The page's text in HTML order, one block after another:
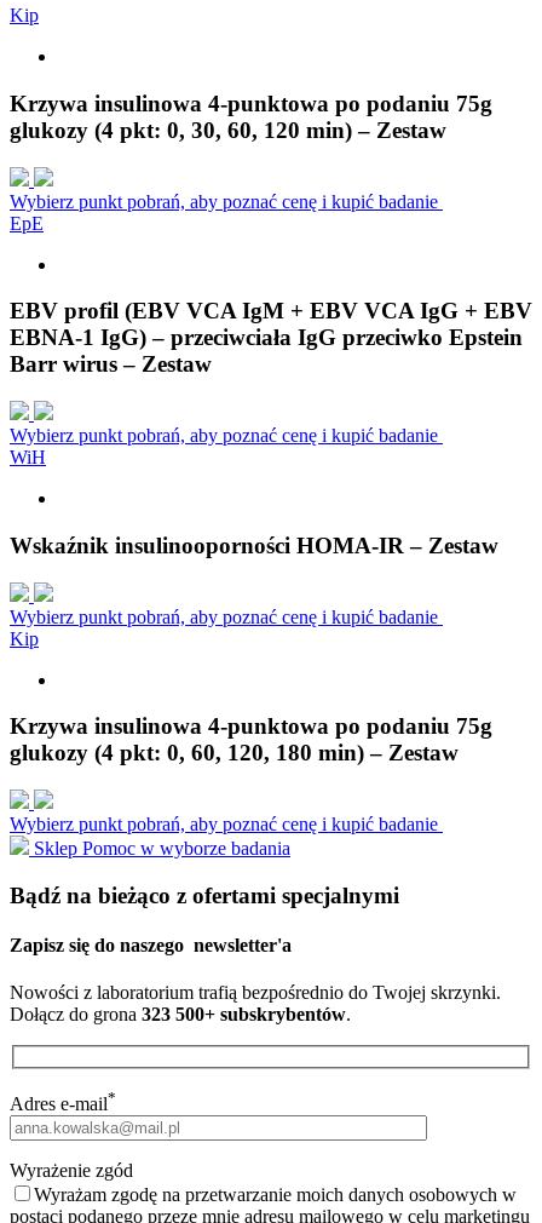
Kip
Krzywa insulinowa 4-punktowa po podaniu 75g
glukozy (4 pkt: 0, 30, 60, 120 min) – Zestaw
Wybierz punkt pobrań, aby poznać cenę i kupić badanie
EpE
EBV profil (EBV VCA IgM + EBV VCA IgG + EBV
EBNA-1 IgG) – przeciwciała IgG przeciwko Epstein
Barr wirus – Zestaw
Wybierz punkt pobrań, aby poznać cenę i kupić badanie
WiH
Wskaźnik insulinooporności HOMA-IR – Zestaw
Wybierz punkt pobrań, aby poznać cenę i kupić badanie
Kip
Krzywa insulinowa 4-punktowa po podaniu 75g
glukozy (4 pkt: 0, 60, 120, 180 min) – Zestaw
Wybierz punkt pobrań, aby poznać cenę i kupić badanie
Sklep Pomoc w wyborze badania
Bądź na bieżąco z ofertami specjalnymi
Zapisz się do naszego newsletter'a
Nowości z laboratorium trafią bezpośrednio do Twojej skrzynki.
Dołącz do grona 323 500+ subskrybentów.
Adres e-mail*
Wyrażenie zgód
Wyrażam zgodę na przetwarzanie moich danych osobowych w
postaci podanego przeze mnie adresu mailowego w celu marketingu